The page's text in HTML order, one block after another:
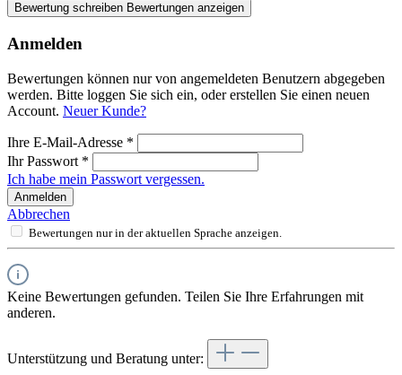
Bewertung schreiben Bewertungen anzeigen
Anmelden
Bewertungen können nur von angemeldeten Benutzern abgegeben
werden. Bitte loggen Sie sich ein, oder erstellen Sie einen neuen
Account. Neuer Kunde?
Ihre E-Mail-Adresse *
Ihr Passwort *
Ich habe mein Passwort vergessen.
Anmelden
Abbrechen
Bewertungen nur in der aktuellen Sprache anzeigen.
Keine Bewertungen gefunden. Teilen Sie Ihre Erfahrungen mit
anderen.
Unterstützung und Beratung unter: